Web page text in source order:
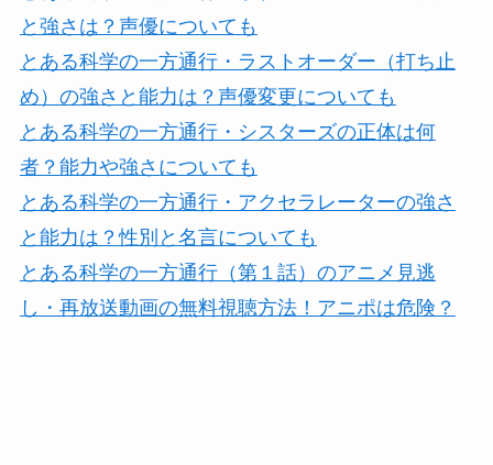
と強さは？声優についても
とある科学の一方通行・ラストオーダー（打ち止
め）の強さと能力は？声優変更についても
とある科学の一方通行・シスターズの正体は何
者？能力や強さについても
とある科学の一方通行・アクセラレーターの強さ
と能力は？性別と名言についても
とある科学の一方通行（第１話）のアニメ見逃
し・再放送動画の無料視聴方法！アニポは危険？